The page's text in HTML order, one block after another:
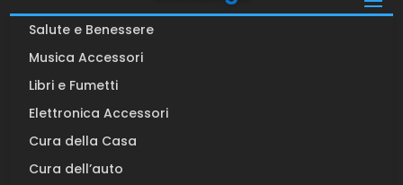
Salute e Benessere
Musica Accessori
Libri e Fumetti
Elettronica Accessori
Cura della Casa
Cura dell’auto